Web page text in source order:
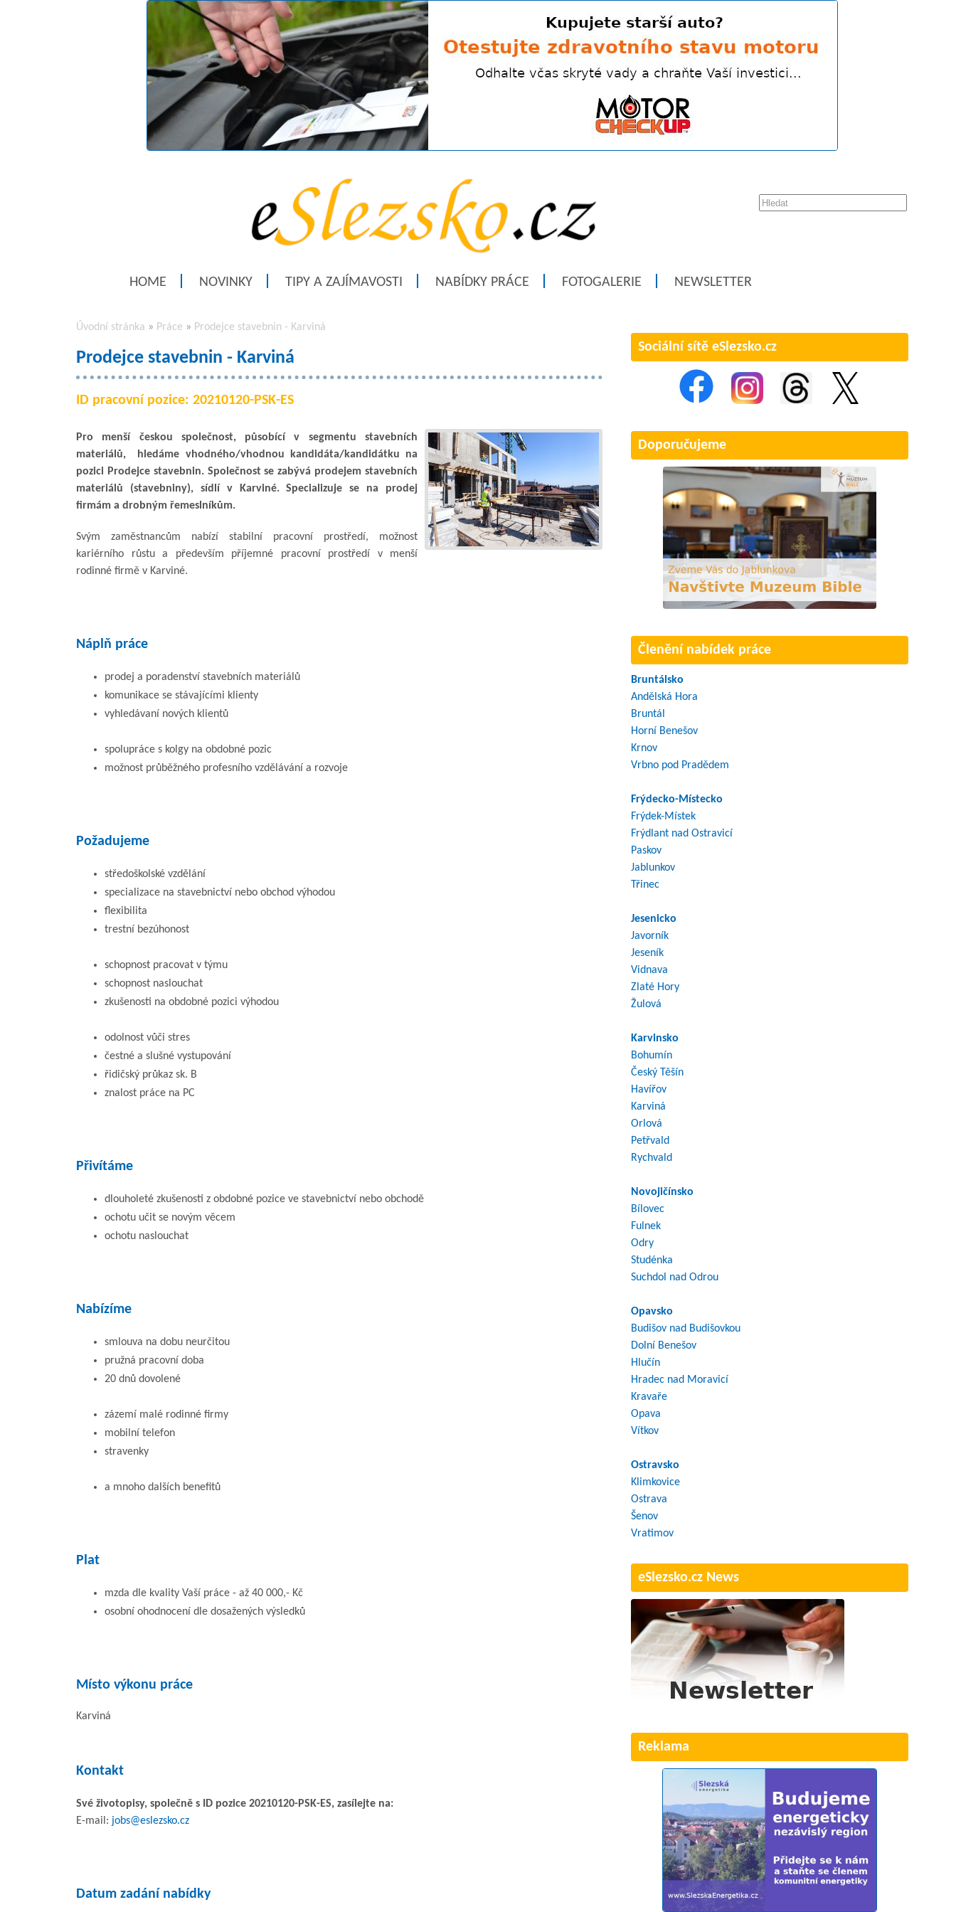
HOME NOVINKY TIPY A ZAJÍMAVOSTI NABÍDKY PRÁCE FOTOGALERIE NEWSLETTER
Úvodní stránka » Práce » Prodejce stavebnin - Karviná
Prodejce stavebnin - Karviná
ID pracovní pozice: 20210120-PSK-ES
Pro menší českou společnost, působící v segmentu stavebních
materiálů, hledáme vhodného/vhodnou kandidáta/kandidátku na
pozici Prodejce stavebnin. Společnost se zabývá prodejem stavebních
materiálů (stavebniny), sídlí v Karviné. Specializuje se na prodej
firmám a drobným řemeslníkům.
Svým zaměstnancům nabízí stabilní pracovní prostředí, možnost
kariérního růstu a především příjemné pracovní prostředí v menší
rodinné firmě v Karviné.
Náplň práce
prodej a poradenství stavebních materiálů
komunikace se stávajícími klienty
vyhledávaní nových klientů
spolupráce s kolgy na obdobné pozic
možnost průběžného profesního vzdělávání a rozvoje
Požadujeme
středoškolské vzdělání
specializace na stavebnictví nebo obchod výhodou
flexibilita
trestní bezúhonost
schopnost pracovat v týmu
schopnost naslouchat
zkušenosti na obdobné pozici výhodou
odolnost vůči stres
čestné a slušné vystupování
řidičský průkaz sk. B
znalost práce na PC
Přivítáme
dlouholeté zkušenosti z obdobné pozice ve stavebnictví nebo obchodě
ochotu učit se novým věcem
ochotu naslouchat
Nabízíme
smlouva na dobu neurčitou
pružná pracovní doba
20 dnů dovolené
zázemí malé rodinné firmy
mobilní telefon
stravenky
a mnoho dalších benefitů
Plat
mzda dle kvality Vaší práce - až 40 000,- Kč
osobní ohodnocení dle dosažených výsledků
Místo výkonu práce
Karviná
Kontakt
Své životopisy, společně s ID pozice 20210120-PSK-ES, zasílejte na:
E-mail: jobs@eslezsko.cz
Datum zadání nabídky
Sociální sítě eSlezsko.cz
Doporučujeme
Členění nabídek práce
Bruntálsko
Andělská Hora
Bruntál
Horní Benešov
Krnov
Vrbno pod Pradědem
Frýdecko-Místecko
Frýdek-Místek
Frýdlant nad Ostravicí
Paskov
Jablunkov
Třinec
Jesenicko
Javorník
Jeseník
Vidnava
Zlaté Hory
Žulová
Karvinsko
Bohumín
Český Těšín
Havířov
Karviná
Orlová
Petřvald
Rychvald
Novojičínsko
Bílovec
Fulnek
Odry
Studénka
Suchdol nad Odrou
Opavsko
Budišov nad Budišovkou
Dolní Benešov
Hlučín
Hradec nad Moravicí
Kravaře
Opava
Vítkov
Ostravsko
Klimkovice
Ostrava
Šenov
Vratimov
eSlezsko.cz News
Reklama